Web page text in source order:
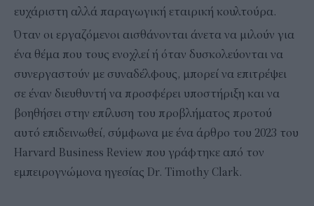
ευχάριστη αλλά παραγωγική εταιρική κουλτούρα.
Όταν οι εργαζόμενοι αισθάνονται άνετα να μιλούν για
ένα θέμα που τους ενοχλεί ή όταν δυσκολεύονται να
συνεργαστούν με συναδέλφους, μπορεί να επιτρέψει
σε έναν διευθυντή να προσφέρει υποστήριξη και να
βοηθήσει στην επίλυση του προβλήματος προτού
αυτό επιδεινωθεί, σύμφωνα με ένα άρθρο του 2023 του
Harvard Business Review που γράφτηκε από τον
εμπειρογνώμονα ηγεσίας Dr. Timothy Clark.